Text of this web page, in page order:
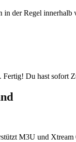
in der Regel innerhalb
Du hast sofort
M3U und